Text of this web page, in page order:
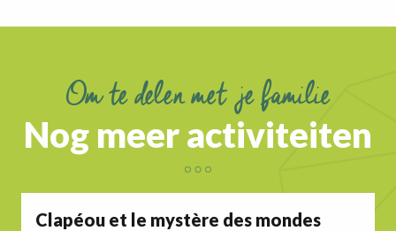
Om te delen met je familie
Nog meer activiteiten
Clapéou et le mystère des mondes